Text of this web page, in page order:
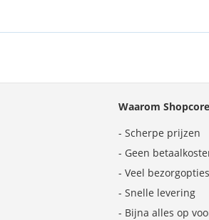
Waarom
- Scherpe prijzen
- Geen
- Veel bezorgopties
- Snelle levering
- Bijna alles op